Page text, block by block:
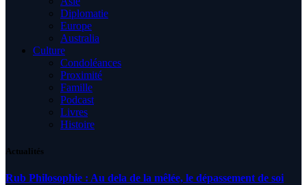
Diplomatie
Europe
Australia
Culture
Condoléances
Proximité
Famille
Podcast
Livres
Histoire
Actualités
Rub Philosophie : Au dela de la mêlée, le dépassement de soi